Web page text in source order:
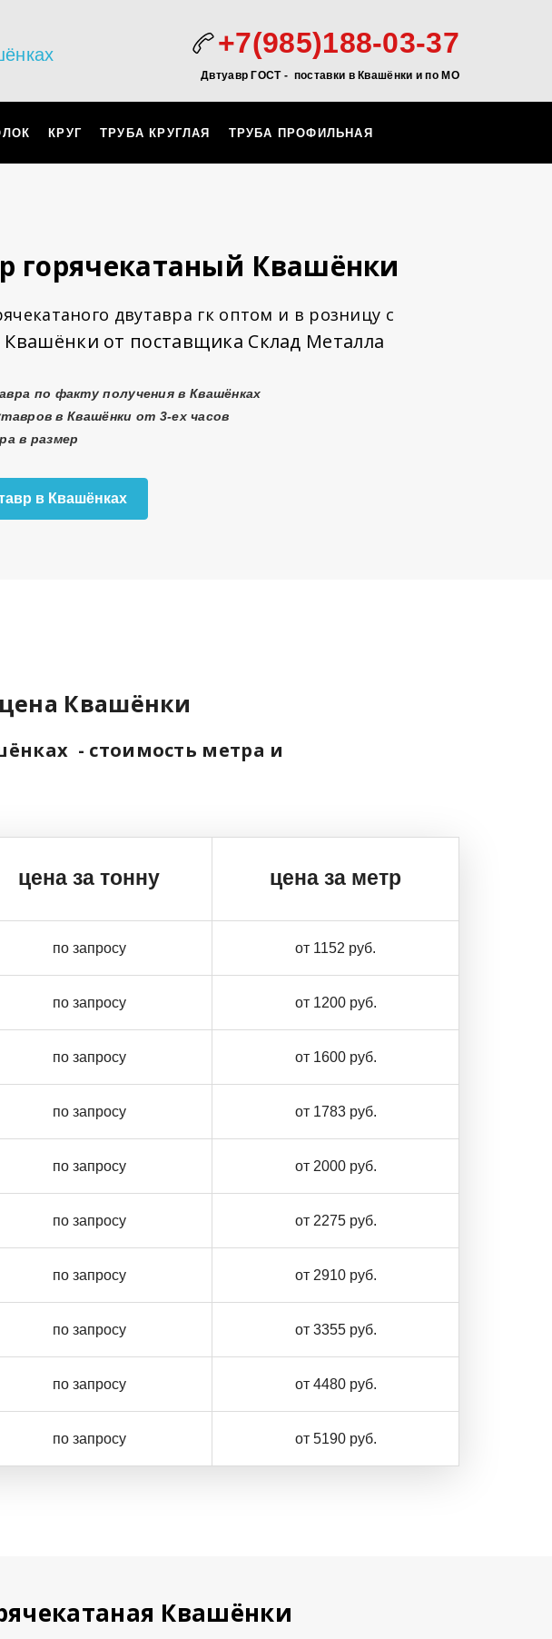
+7(985)188-03-37
Двтуавр ГОСТ - поставки в Квашёнки и по МО
КРУГ ТРУБА КРУГЛАЯ ТРУБА ПРОФИЛЬНАЯ
горячекатаный Квашёнки
двутавра гк оптом и в розницу с
Квашёнки от поставщика Склад Металла
по факту получения в Квашёнках
в Квашёнки от 3-ех часов
в размер
в Квашёнках
Квашёнки
- стоимость метра и
цена за тонну цена за метр
по запросу от 1152 руб.
по запросу от 1200 руб.
по запросу от 1600 руб.
по запросу от 1783 руб.
по запросу от 2000 руб.
по запросу от 2275 руб.
по запросу от 2910 руб.
по запросу от 3355 руб.
по запросу от 4480 руб.
по запросу от 5190 руб.
Квашёнки